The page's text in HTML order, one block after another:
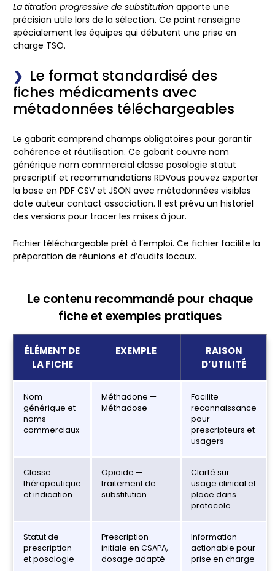
La titration progressive de substitution apporte une
précision utile lors de la sélection. Ce point renseigne
spécialement les équipes qui débutent une prise en
charge TSO.
Le format standardisé des
fiches médicaments avec
métadonnées téléchargeables
Le gabarit comprend champs obligatoires pour garantir
cohérence et réutilisation. Ce gabarit couvre nom
générique nom commercial classe posologie statut
prescriptif et recommandations RDVous pouvez exporter
la base en PDF CSV et JSON avec métadonnées visibles
date auteur contact association. Il est prévu un historiel
des versions pour tracer les mises à jour.
Fichier téléchargeable prêt à l’emploi. Ce fichier facilite la
préparation de réunions et d’audits locaux.
Le contenu recommandé pour chaque
fiche et exemples pratiques
ÉLÉMENT DE
LA FICHE
EXEMPLE
RAISON
D’UTILITÉ
Nom
générique et
noms
commerciaux
Méthadone —
Méthadose
Facilite
reconnaissance
pour
prescripteurs et
usagers
Classe
thérapeutique
et indication
Opioïde —
traitement de
substitution
Clarté sur
usage clinical et
place dans
protocole
Statut de
prescription
et posologie
Prescription
initiale en CSAPA,
dosage adapté
Information
actionable pour
prise en charge